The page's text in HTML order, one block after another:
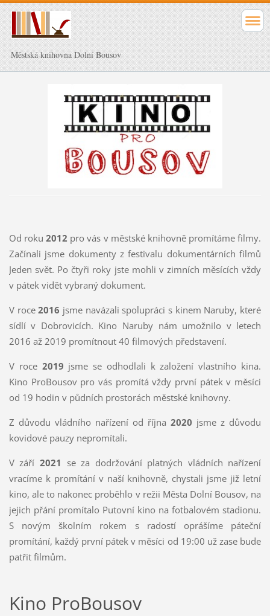
Městská knihovna Dolní Bousov
Od roku2012 pro vás v městské knihovně promítáme filmy.
Začínali jsme dokumenty z festivalu dokumentárních filmů
Jeden svět. Po čtyři roky jste mohli v zimních měsících vždy
v pátek vidět vybraný dokument.
V roce2016 jsme navázali spolupráci s kinem Naruby, které
sídlí v Dobrovicích. Kino Naruby nám umožnilo v letech
2016 až 2019 promítnout 40 filmových představení.
V roce 2019 jsme se odhodlali k založení vlastního kina.
Kino ProBousov pro vás promítá vždy první pátek v měsíci
od 19 hodin v půdních prostorách městské knihovny.
Z důvodu vládního nařízení od října2020 jsme z důvodu
kovidové pauzy nepromítali.
V září 2021 se za dodržování platných vládních nařízení
vracíme k promítání v naší knihovně, chystali jsme již letní
kino, ale to nakonec proběhlo v režii Města Dolní Bousov, na
jejich přání promítalo Putovní kino na fotbalovém stadionu.
S novým školním rokem s radostí oprášíme páteční
promítání, každý první pátek v měsíci od 19:00 už zase bude
patřit filmům.
Kino ProBousov